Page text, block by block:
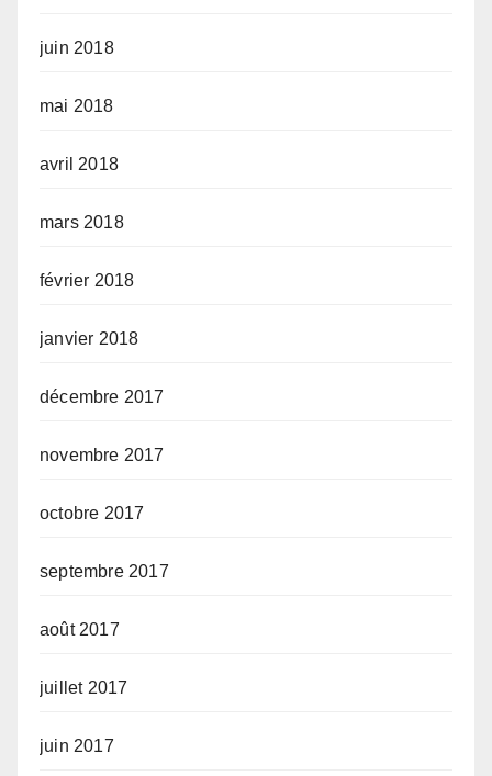
juin 2018
mai 2018
avril 2018
mars 2018
février 2018
janvier 2018
décembre 2017
novembre 2017
octobre 2017
septembre 2017
août 2017
juillet 2017
juin 2017